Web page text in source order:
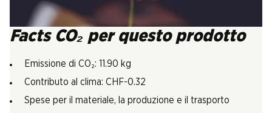
Facts CO₂ per questo prodotto
Emissione di CO₂: 11.90 kg
Contributo al clima: CHF-0.32
Spese per il materiale, la produzione e il trasporto